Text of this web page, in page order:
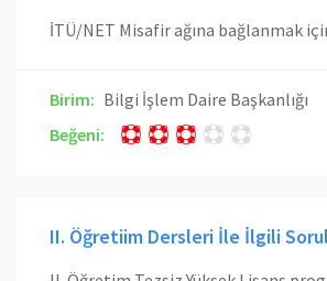
Birim: Bilgi İşlem Daire Başkanlığı
Beğeni:
II. Öğretiim Dersleri İle İlgili